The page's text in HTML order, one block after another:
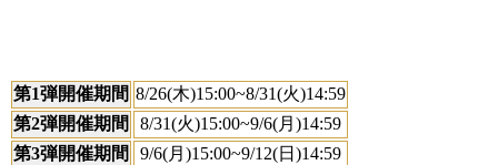
第1弾開催期間 8/26(木)15:00~8/31(火)14:59
第2弾開催期間
8/31(火)15:00~9/6(月)14:59
第3弾開催期間
9/6(月)15:00~9/12(日)14:59